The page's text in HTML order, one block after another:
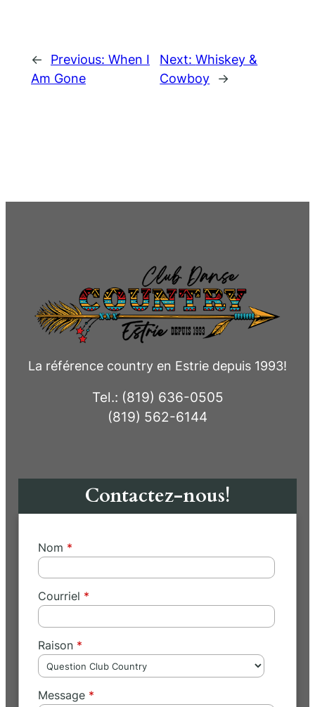
← Previous: When I
Am Gone
Next:Whiskey &
Cowboy
→
La référence country en Estrie depuis 1993!
Tel.: (819) 636-0505
(819) 562-6144
Contactez-nous!
Nom
Courriel
Raison
Message